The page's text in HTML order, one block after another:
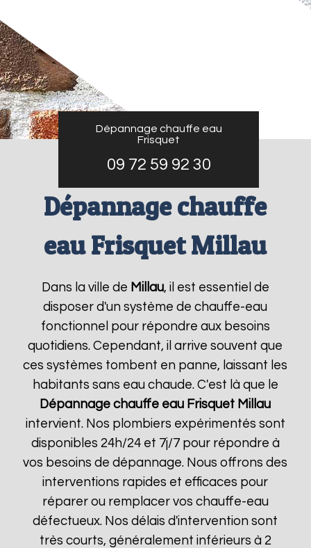
Dépannage chauffe eau
Frisquet
09 72 59 92 30
Dépannage chauffe
eau Frisquet Millau
Dans la ville de Millau, il est essentiel de
disposer d'un système de chauffe-eau
fonctionnel pour répondre aux besoins
quotidiens. Cependant, il arrive souvent que
ces systèmes tombent en panne, laissant les
habitants sans eau chaude. C'est là que le
Dépannage chauffe eau Frisquet Millau
intervient. Nos plombiers expérimentés sont
disponibles 24h/24 et 7j/7 pour répondre à
vos besoins de dépannage. Nous offrons des
interventions rapides et efficaces pour
réparer ou remplacer vos chauffe-eau
défectueux. Nos délais d'intervention sont
très courts, généralement inférieurs à 2